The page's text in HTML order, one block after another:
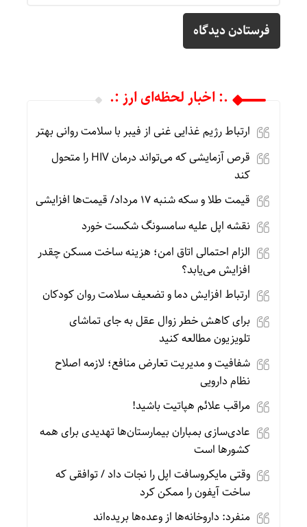
.: اخبار لحظه‌ای ارز :.
ارتباط رژیم غذایی غنی از فیبر با سلامت روانی بهتر
قرص آزمایشی که می‌تواند درمان HIV را متحول
کند
قیمت طلا و سکه شنبه 17 مرداد/ قیمت‌ها افزایشی
نقشه اپل علیه سامسونگ شکست خورد
الزام احتمالی اتاق امن؛ هزینه ساخت مسکن چقدر
افزایش می‌یابد؟
ارتباط افزایش دما و تضعیف سلامت روان کودکان
برای کاهش خطر زوال عقل به جای تماشای
تلویزیون مطالعه کنید
شفافیت و مدیریت تعارض منافع؛ لازمه اصلاح
نظام دارویی
مراقب علائم هپاتیت باشید!
عادی‌سازی بمباران بیمارستان‌ها تهدیدی برای همه
کشورها است
وقتی مایکروسافت اپل را نجات داد / توافقی که
ساخت آیفون را ممکن کرد
منفرد: داروخانه‌ها از وعده‌ها بریده‌اند